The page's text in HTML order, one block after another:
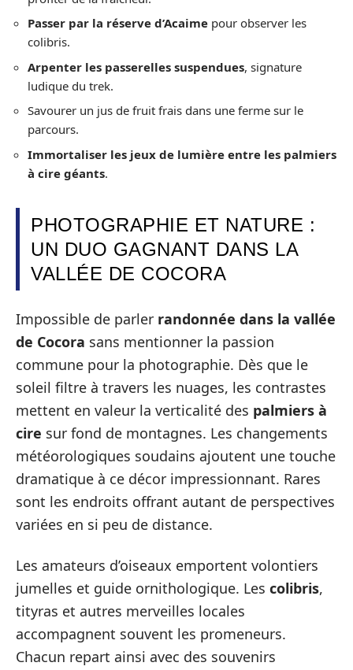
Passer par la réserve d’Acaime pour observer les
colibris.
Arpenter les passerelles suspendues, signature
ludique du trek.
Savourer un jus de fruit frais dans une ferme sur le
parcours.
Immortaliser les jeux de lumière entre les palmiers
à cire géants.
PHOTOGRAPHIE ET NATURE :
UN DUO GAGNANT DANS LA
VALLÉE DE COCORA
Impossible de parler randonnée dans la vallée
de Cocora sans mentionner la passion
commune pour la photographie. Dès que le
soleil filtre à travers les nuages, les contrastes
mettent en valeur la verticalité des palmiers à
cire sur fond de montagnes. Les changements
météorologiques soudains ajoutent une touche
dramatique à ce décor impressionnant. Rares
sont les endroits offrant autant de perspectives
variées en si peu de distance.
Les amateurs d’oiseaux emportent volontiers
jumelles et guide ornithologique. Les colibris,
tityras et autres merveilles locales
accompagnent souvent les promeneurs.
Chacun repart ainsi avec des souvenirs